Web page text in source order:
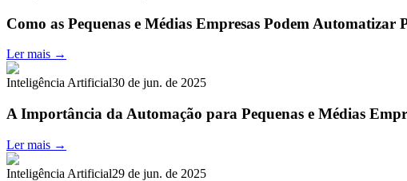
Como as Pequenas e Médias Empresas Podem Automatizar
Ler mais →
Inteligência Artificial30 de jun. de 2025
A Importância da Automação para Pequenas e Médias
Ler mais →
Inteligência Artificial29 de jun. de 2025